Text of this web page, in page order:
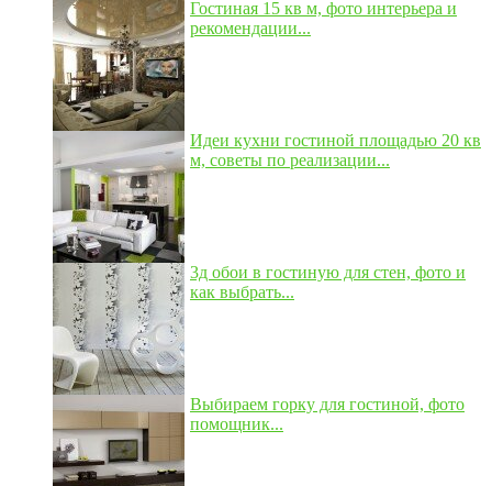
Гостиная 15 кв м, фото интерьера и
рекомендации...
Идеи кухни гостиной площадью 20 кв
м, советы по реализации...
3д обои в гостиную для стен, фото и
как выбрать...
Выбираем горку для гостиной, фото
помощник...